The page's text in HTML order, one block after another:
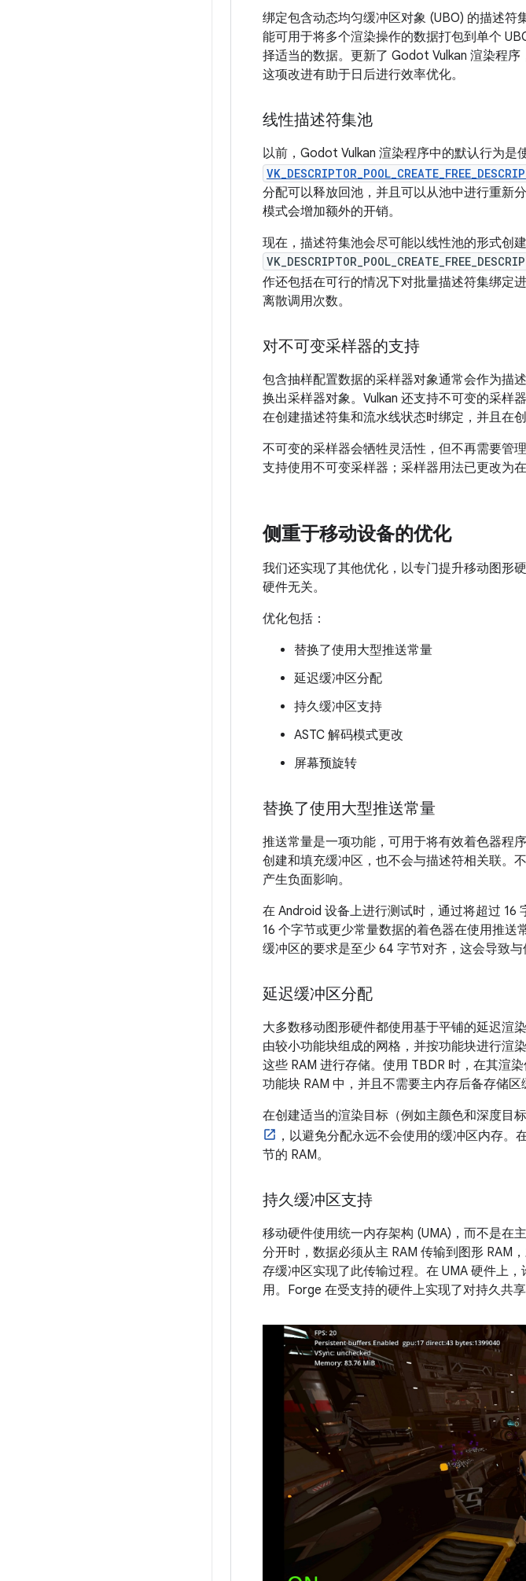
绑定包含动态均匀缓冲区对象 (UBO) 的描述符
能可用于将多个渲染操作的数据打包到单个
择适当的数据。更新了 Godot Vulkan 渲染程
这项改进有助于日后进行效率优化。
线性描述符集池
以前，Godot Vulkan 渲染程序中的默认行为是
分配可以释放回池，并且可以从池中进行重新
模式会增加额外的开销。
现在，描述符集池会尽可能以线性池的形式创
作还包括在可行的情况下对批量描述符集绑定
离散调用次数。
对不可变采样器的支持
包含抽样配置数据的采样器对象通常会作为描
换出采样器对象。Vulkan 还支持不可变的采样
在创建描述符集和流水线状态时绑定，并且在创
不可变的采样器会牺牲灵活性，但不再需要管
支持使用不可变采样器；采样器用法已更改为
侧重于移动设备的优化
我们还实现了其他优化，以专门提升移动图形
硬件无关。
优化包括：
替换了使用大型推送常量
延迟缓冲区分配
持久缓冲区支持
ASTC 解码模式更改
屏幕预旋转
替换了使用大型推送常量
推送常量是一项功能，可用于将有效着色器程
创建和填充缓冲区，也不会与描述符相关联。
产生负面影响。
在 Android 设备上进行测试时，通过将超过
16 个字节或更少常量数据的着色器在使用推
缓冲区的要求是至少 64 字节对齐，这会导致
延迟缓冲区分配
大多数移动图形硬件都使用基于平铺的延迟渲
由较小功能块组成的网格，并按功能块进行渲
这些 RAM 进行存储。使用 TBDR 时，在其渲
功能块 RAM 中，并且不需要主内存后备存储区
在创建适当的渲染目标（例如主颜色和深度目
，以避免分配永远不会使用的缓冲区内存
节的 RAM。
持久缓冲区支持
移动硬件使用统一内存架构 (UMA)，而不是在
分开时，数据必须从主 RAM 传输到图形 RAM
存缓冲区实现了此传输过程。在 UMA 硬件上
用。Forge 在受支持的硬件上实现了对持久共